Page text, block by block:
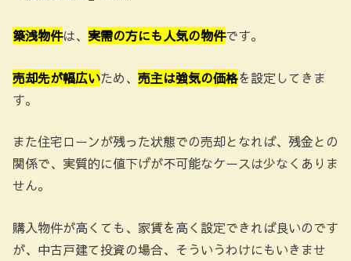
築浅物件は、 実需の方にも人気の物件です。
売却先が幅広いため、 売主は強気の価格を設定してきま
す。
また住宅ローンが残った状態での売却となれば、残金との
関係で、実質的に値下げが不可能なケースは少なくありま
せん。
購入物件が高くても、家賃を高く設定できれば良いのです
が、中古戸建て投資の場合、そういうわけにもいきませ